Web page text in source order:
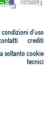
condizioni d'uso
crediti
soltanto cookie
tecnici